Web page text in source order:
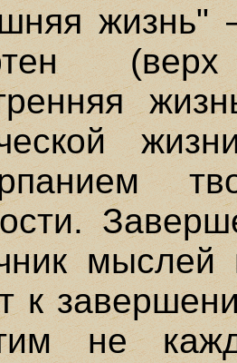
жизнь"
мыслей
к
не